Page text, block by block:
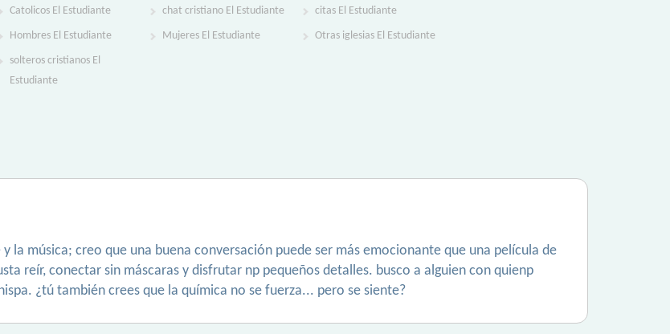
Catolicos El Estudiante chat cristiano El Estudiante citas El Estudiante
Hombres El Estudiante Mujeres El Estudiante Otras iglesias El Estudiante
solteros cristianos El
Estudiante
la música; creo que una buena conversación puede ser más emocionante que una película de
reír, conectar sin máscaras y disfrutar np pequeños detalles. busco a alguien con quienp
¿tú también crees que la química no se fuerza... pero se siente?